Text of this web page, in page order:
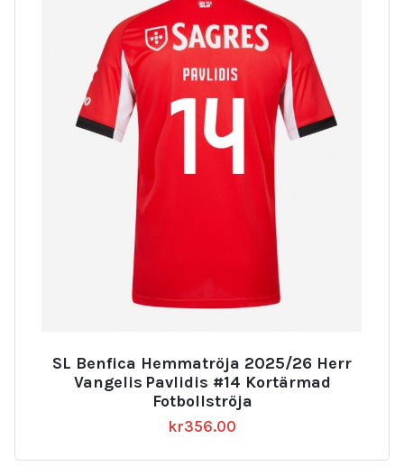
SL Benfica Hemmatröja 2025/26 Herr
Vangelis Pavlidis #14 Kortärmad
Fotbollströja
kr356.00